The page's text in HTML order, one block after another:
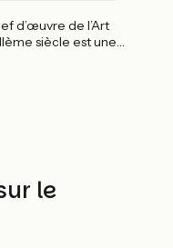
d’œuvre de l’Art
siècle est une
le